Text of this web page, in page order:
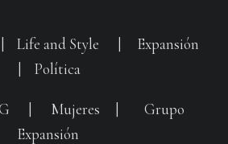
Life and Style
Expansión
Política
Mujeres
Grupo
Expansión